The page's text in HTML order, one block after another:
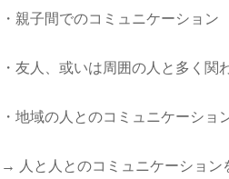
・親子間でのコミュニケーション
・友人、或いは周囲の人と多く
・地域の人とのコミュニケーショ
→ 人と人とのコミュニケーション